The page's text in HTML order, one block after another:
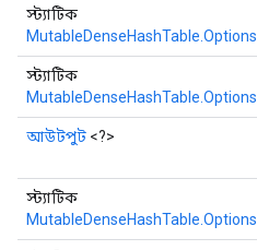
স্ট্যাটিক
MutableDenseHashTable.Options
স্ট্যাটিক
MutableDenseHashTable.Options
আউটপুট <?>
স্ট্যাটিক
MutableDenseHashTable.Options